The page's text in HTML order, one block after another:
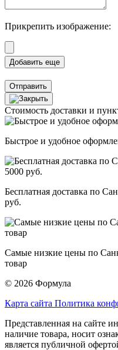
Прикрепить изображение:
Отправить
Стоимость доставки и
Быстрое и удобное
Бесплатная доставка по
руб.
Самые низкие цены по
товар
© 2026 Формула
Карта сайта Политика
Представленная на сайте
наличие товара, носит
является публичной